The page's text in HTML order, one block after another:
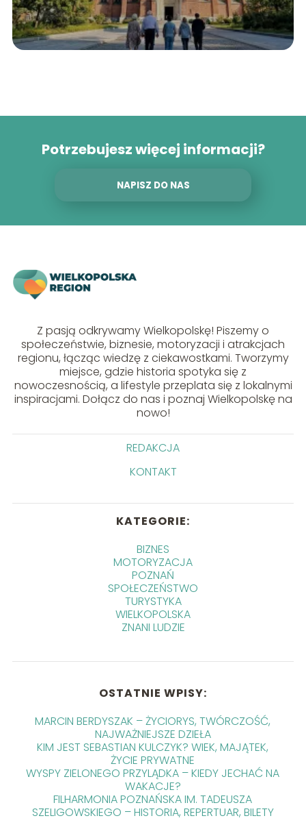
Potrzebujesz więcej informacji?
NAPISZ DO NAS
Z pasją odkrywamy Wielkopolskę! Piszemy o
społeczeństwie, biznesie, motoryzacji i atrakcjach
regionu, łącząc wiedzę z ciekawostkami. Tworzymy
miejsce, gdzie historia spotyka się z
nowoczesnością, a lifestyle przeplata się z lokalnymi
inspiracjami. Dołącz do nas i poznaj Wielkopolskę na
nowo!
REDAKCJA
KONTAKT
KATEGORIE:
BIZNES
MOTORYZACJA
POZNAŃ
SPOŁECZEŃSTWO
TURYSTYKA
WIELKOPOLSKA
ZNANI LUDZIE
OSTATNIE WPISY:
MARCIN BERDYSZAK – ŻYCIORYS, TWÓRCZOŚĆ,
NAJWAŻNIEJSZE DZIEŁA
KIM JEST SEBASTIAN KULCZYK? WIEK, MAJĄTEK,
ŻYCIE PRYWATNE
WYSPY ZIELONEGO PRZYLĄDKA – KIEDY JECHAĆ NA
WAKACJE?
FILHARMONIA POZNAŃSKA IM. TADEUSZA
SZELIGOWSKIEGO – HISTORIA, REPERTUAR, BILETY